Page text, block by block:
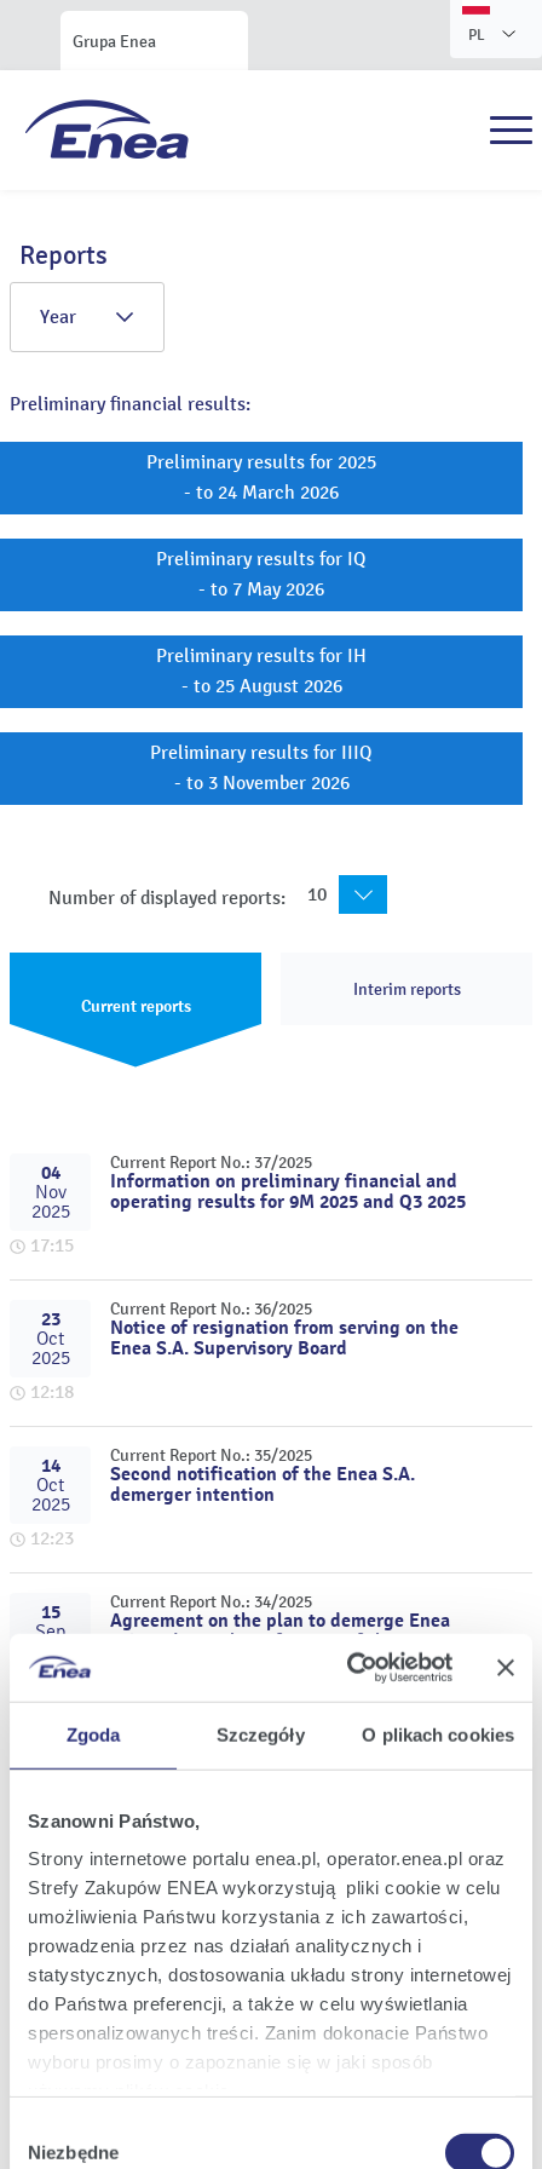
Zgoda Szczegóły O plikach cookies
Szanowni Państwo,
Strony internetowe portalu enea.pl, operator.enea.pl oraz
Strefy Zakupów ENEA wykorzystują pliki cookie w celu
umożliwienia Państwu korzystania z ich zawartości,
prowadzenia przez nas działań analitycznych i
statystycznych, dostosowania układu strony internetowej
do Państwa preferencji, a także w celu wyświetlania
spersonalizowanych treści. Zanim dokonacie Państwo
wyboru prosimy o zapoznanie się w jaki sposób
Szczegółowe informacje na ten temat znajdziecie
zgody
Niezbędne
Grupa Enea PL
Reports
Year
Preliminary financial results:
Preliminary results for 2025
- to 24 March 2026
Preliminary results for IQ
- to 7 May 2026
Preliminary results for IH
- to 25 August 2026
Preliminary results for IIIQ
- to 3 November 2026
Number of displayed reports: 10
Current reports
Interim reports
04
Nov
2025
17:15
Current Report No.: 37/2025
Information on preliminary financial and
operating results for 9M 2025 and Q3 2025
23
Oct
2025
12:18
Current Report No.: 36/2025
Notice of resignation from serving on the
Enea S.A. Supervisory Board
14
Oct
2025
12:23
Current Report No.: 35/2025
Second notification of the Enea S.A.
demerger intention
15
Sep
2025
20:15
Current Report No.: 34/2025
Agreement on the plan to demerge Enea
S.A. and initial notification of the Enea
Sep
11:56
Current Report No.: 33/2025
Information on the preliminary outcome of
auction for 2026 announced by PSE
Sep
2025
14:53
Current Report No.: 32/2025
Information on the outcome of the
supplementary capacity market auction
for 2026
26
Aug
2025
Current Report No.: 31/2025
Information on preliminary financial and